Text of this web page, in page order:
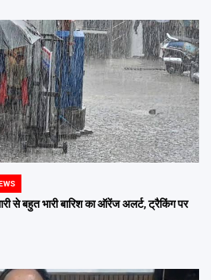
बहुत भारी बारिश का ऑरेंज अलर्ट, ट्रैकिंग पर